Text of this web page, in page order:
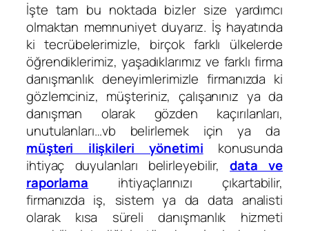
İşte tam bu noktada bizler size yardımcı
olmaktan memnuniyet duyarız. İş hayatında
ki tecrübelerimizle, birçok farklı ülkelerde
öğrendiklerimiz, yaşadıklarımız ve farklı firma
danışmanlık deneyimlerimizle firmanızda ki
gözlemciniz, müşteriniz, çalışanınız ya da
danışman olarak gözden kaçırılanları,
unutulanları…vb belirlemek için ya da
müşteri ilişkileri yönetimi konusunda
ihtiyaç duyulanları belirleyebilir,data ve
raporlama ihtiyaçlarınızı çıkartabilir,
firmanızda iş, sistem ya da data analisti
olarak kısa süreli danışmanlık hizmeti